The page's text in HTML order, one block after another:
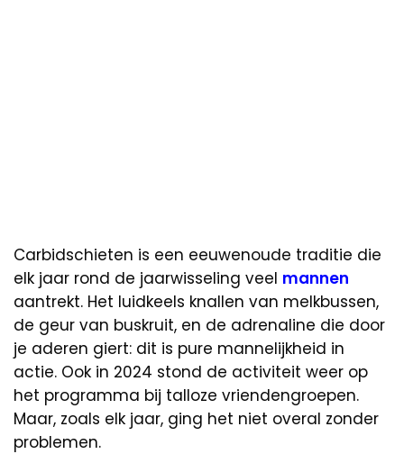
Carbidschieten is een eeuwenoude traditie die
elk jaar rond de jaarwisseling veel mannen
aantrekt. Het luidkeels knallen van melkbussen,
de geur van buskruit, en de adrenaline die door
je aderen giert: dit is pure mannelijkheid in
actie. Ook in 2024 stond de activiteit weer op
het programma bij talloze vriendengroepen.
Maar, zoals elk jaar, ging het niet overal zonder
problemen.